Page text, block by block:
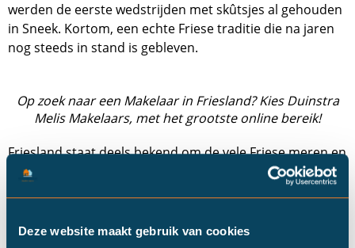
Deze website maakt gebruik van cookies
werden de eerste wedstrijden met skûtsjes al gehouden
in Sneek. Kortom, een echte Friese traditie die na jaren
nog steeds in stand is gebleven.
Op zoek naar een Makelaar in Friesland? Kies Duinstra
Melis Makelaars, met het grootste online bereik!
Friesland staat deels bekend om de vele Friese meren en
wateren die bij uitstek geschikt zijn voor
watersportliefhebbers. Maar het mooie Friesland biedt
streken die onderling erg van elkaar kunnen verschillen.